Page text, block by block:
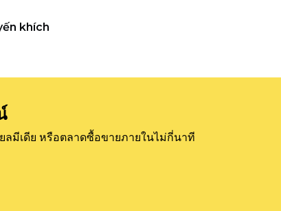
khích
ลมีเดีย หรือตลาดซื้อขายภายในไม่กี่นาที